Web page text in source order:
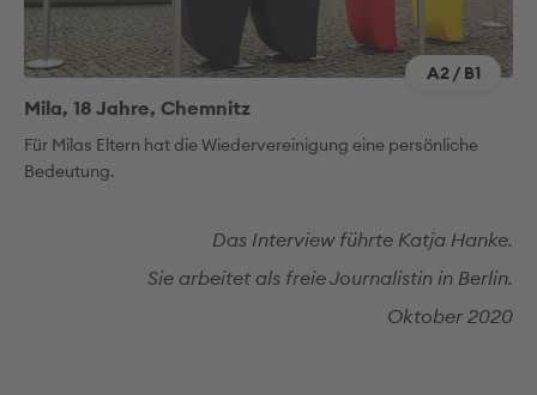
A2 / B1
Mila, 18 Jahre, Chemnitz
Für Milas Eltern hat die Wiedervereinigung eine persönliche
Bedeutung.
Das Interview führte Katja Hanke.
Sie arbeitet als freie Journalistin in Berlin.
Oktober 2020